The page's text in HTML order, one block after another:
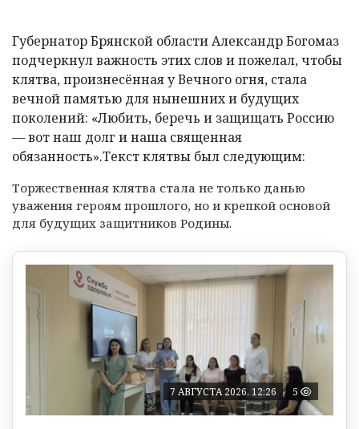
Губернатор Брянской области Александр Богомаз
подчеркнул важность этих слов и пожелал, чтобы
клятва, произнесённая у Вечного огня, стала
вечной памятью для нынешних и будущих
поколений: «Любить, беречь и защищать Россию
— вот наш долг и наша священная
обязанность».Текст клятвы был следующим:
Торжественная клятва стала не только данью
уважения героям прошлого, но и крепкой основой
для будущих защитников Родины.
7 АВГУСТА 2026, 12:26 5